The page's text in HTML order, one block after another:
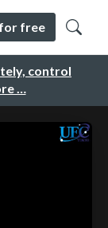
control
…
free